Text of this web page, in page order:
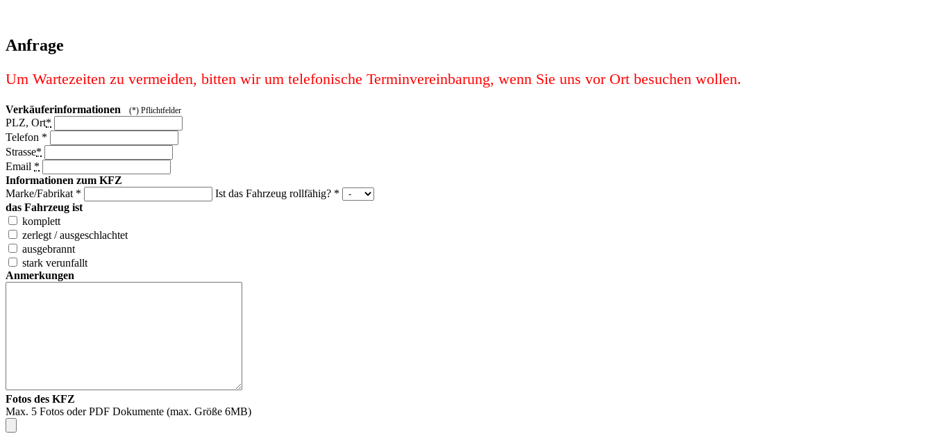
Anfrage
Um Wartezeiten zu vermeiden, bitten wir um telefonische Terminvereinbarung, wenn Sie uns vor Ort besuchen wollen.
Verkäuferinformationen (*) Pflichtfelder
PLZ, Ort*
Telefon *
Strasse*
Email *
Informationen zum KFZ
Marke/Fabrikat * Ist das Fahrzeug rollfähig? *
das Fahrzeug ist
komplett
zerlegt / ausgeschlachtet
ausgebrannt
stark verunfallt
Anmerkungen
Fotos des KFZ
Max. 5 Fotos oder PDF Dokumente (max. Größe 6MB)